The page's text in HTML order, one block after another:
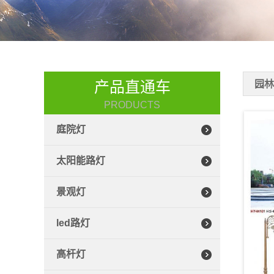
产品直通车
PRODUCTS
庭院灯
太阳能路灯
景观灯
led路灯
高杆灯
园